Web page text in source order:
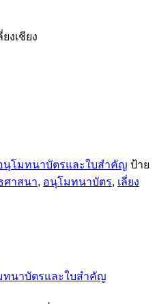
งเชียง
นุโมทนาบัตรและใบสำคัญ ป้าย
ศาสนา, อนุโมทนาบัตร, เลี่ยง
ทนาบัตรและใบสำคัญ